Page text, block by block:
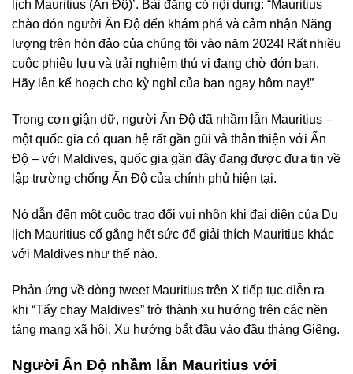
lịch Mauritius (Ấn Độ)’. Bài đăng có nội dung: “Mauritius
chào đón người Ấn Độ đến khám phá và cảm nhận Năng
lượng trên hòn đảo của chúng tôi vào năm 2024! Rất nhiều
cuộc phiêu lưu và trải nghiệm thú vị đang chờ đón bạn.
Hãy lên kế hoạch cho kỳ nghỉ của bạn ngay hôm nay!”
Trong cơn giận dữ, người Ấn Độ đã nhầm lẫn Mauritius –
một quốc gia có quan hệ rất gần gũi và thân thiện với Ấn
Độ – với Maldives, quốc gia gần đây đang được đưa tin về
lập trường chống Ấn Độ của chính phủ hiện tại.
Nó dẫn đến một cuộc trao đổi vui nhộn khi đại diện của Du
lịch Mauritius cố gắng hết sức để giải thích Mauritius khác
với Maldives như thế nào.
Phản ứng về dòng tweet Mauritius trên X tiếp tục diễn ra
khi “Tẩy chay Maldives” trở thành xu hướng trên các nền
tảng mạng xã hội. Xu hướng bắt đầu vào đầu tháng Giêng.
Người Ấn Độ nhầm lẫn Mauritius với